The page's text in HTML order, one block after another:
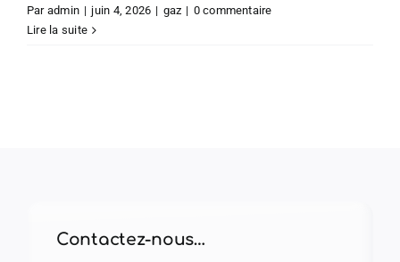
Par admin | juin 4, 2026 | gaz | 0 commentaire
Lire la suite
Contactez-nous…